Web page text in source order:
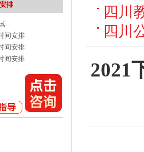
排
…
间安排
间安排
间安排
四川
四川
2021